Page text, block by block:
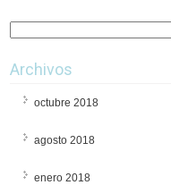
Archivos
octubre 2018
agosto 2018
enero 2018